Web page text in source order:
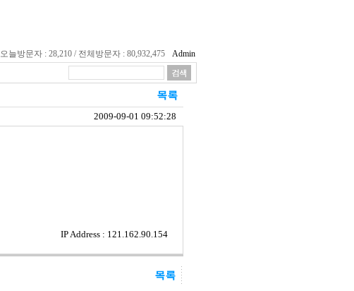
오늘방문자 : 28,210 / 전체방문자 : 80,932,475 Admin
2009-09-01 09:52:28
IP Address : 121.162.90.154